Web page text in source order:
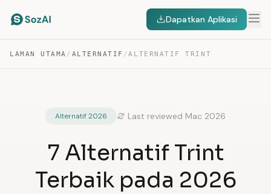
Dapatkan Aplikasi
LAMAN UTAMA / ALTERNATIF /ALTERNATIF TRINT
Alternatif 2026 Last reviewed Mac 2026
7 Alternatif Trint
Terbaik pada 2026